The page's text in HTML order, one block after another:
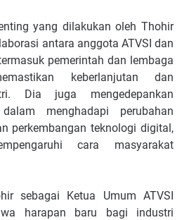
yang dilakukan oleh Thohir
antara anggota ATVSI dan
pemerintah dan lembaga
keberlanjutan dan
Dia juga mengedepankan
menghadapi perubahan
perkembangan teknologi digital,
cara masyarakat
sebagai Ketua Umum ATVSI
harapan baru bagi industri